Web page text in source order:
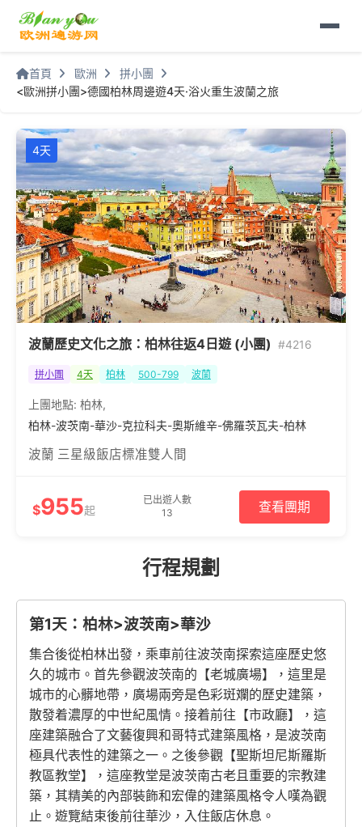
首頁 歐洲
拼小團
<歐洲拼小團>德國柏林周邊遊4天·浴火重生波蘭之旅
4天
波蘭歷史文化之旅：柏林往返4日遊 (小團) #4216
拼小團 4天 柏林 500-799 波蘭
上團地點: 柏林,
柏林-波茨南-華沙-克拉科夫-奧斯維辛-佛羅茨瓦夫-柏林
波蘭 三星級飯店標准雙人間
$955起
已出遊人數
13
查看團期
行程規劃
第1天：柏林>波茨南>華沙
集合後從柏林出發，乘車前往波茨南探索這座歷史悠
久的城市。首先參觀波茨南的【老城廣場】，這里是
城市的心髒地帶，廣場兩旁是色彩斑斕的歷史建築，
散發着濃厚的中世紀風情。接着前往【市政廳】，這
座建築融合了文藝復興和哥特式建築風格，是波茨南
極具代表性的建築之一。之後參觀【聖斯坦尼斯羅斯
教區教堂】，這座教堂是波茨南古老且重要的宗教建
築，其精美的內部裝飾和宏偉的建築風格令人嘆為觀
止。遊覽結束後前往華沙，入住飯店休息。